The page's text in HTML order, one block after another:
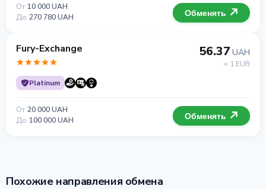
От 10 000 UAH
До 270 780 UAH Обменять
Fury-Exchange
Platinum
56.37 UAH
= 1 EUR
От 20 000 UAH
До 100 000 UAH Обменять
Похожие направления обмена